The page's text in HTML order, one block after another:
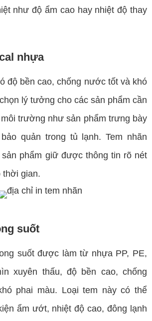
như độ ẩm cao hay nhiệt độ thay
nhựa
bền cao, chống nước tốt và khó
lý tưởng cho các sản phẩm cần
trường như sản phẩm trưng bày
quản trong tủ lạnh. Tem nhãn
phẩm giữ được thông tin rõ nét
thời gian.
suốt
suốt được làm từ nhựa PP, PE,
xuyên thấu, độ bền cao, chống
phai màu. Loại tem này có thể
ẩm ướt, nhiệt độ cao, đông lạnh